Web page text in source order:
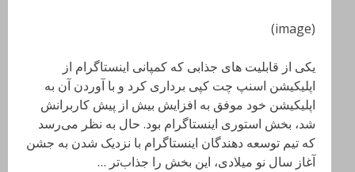
(image)
یکی از قابلیت های جذابی که کمپانی اینستاگرام از
اپلیکیشن اسنپ چت کپی برداری کرد و با آوردن آن به
اپلیکیشن خود موفق به افزایش بیش از پیش کاربرانش
شد، بخش استوری اینستاگرام بود. حال به نظر می‌رسد
که تیم توسعه دهندگان اینستاگرام با نزدیک شدن به جشن
آغاز سال نو میلادی، این بخش را جذاب‌تر …